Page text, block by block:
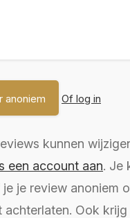
Of log in
kunnen
een account aan. Je
je review anoniem
achterlaten. Ook krijg